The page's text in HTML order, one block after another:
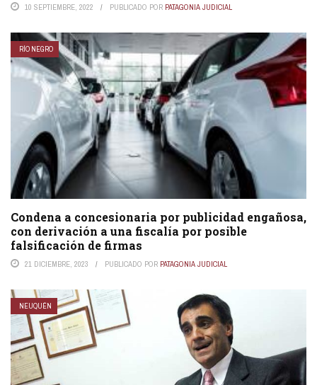
10 SEPTIEMBRE, 2022 PUBLICADO POR PATAGONIA JUDICIAL
RÍO NEGRO
Condena a concesionaria por publicidad engañosa,
con derivación a una fiscalía por posible
falsificación de firmas
21 DICIEMBRE, 2023 PUBLICADO POR PATAGONIA JUDICIAL
NEUQUÉN